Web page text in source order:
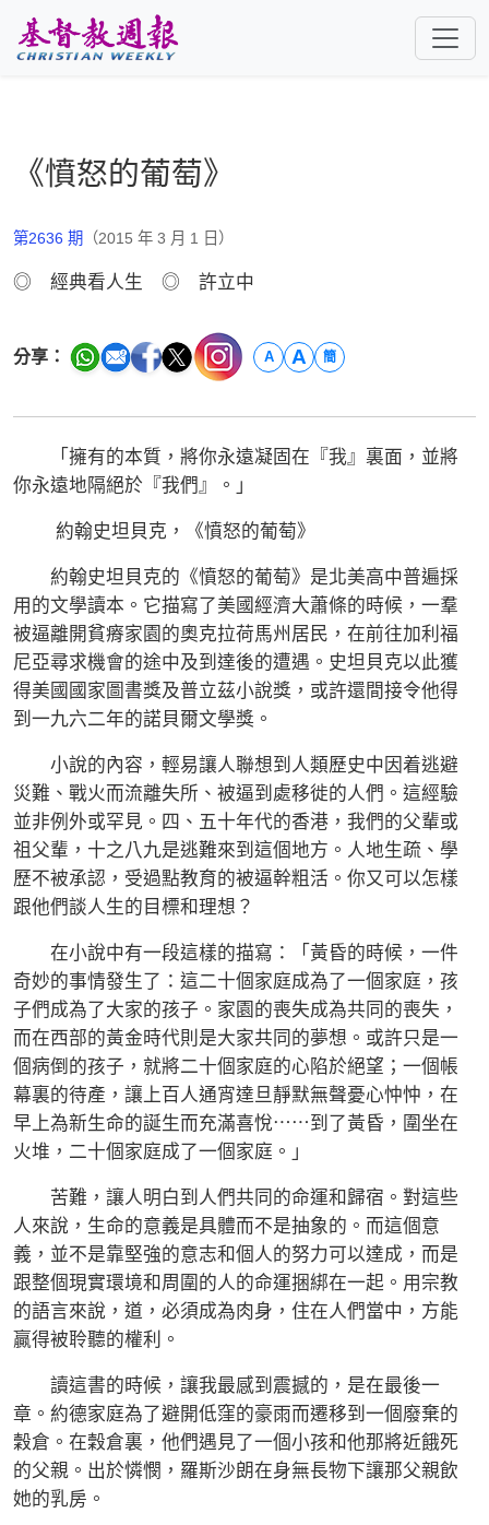
《憤怒的葡萄》
第2636 期 （2015 年 3 月 1 日）
◎ 經典看人生 ◎ 許立中
分享： A A 簡
「擁有的本質，將你永遠凝固在『我』裏面，並將
你永遠地隔絕於『我們』。」
約翰史坦貝克，《憤怒的葡萄》
約翰史坦貝克的《憤怒的葡萄》是北美高中普遍採
用的文學讀本。它描寫了美國經濟大蕭條的時候，一羣
被逼離開貧瘠家園的奧克拉荷馬州居民，在前往加利福
尼亞尋求機會的途中及到達後的遭遇。史坦貝克以此獲
得美國國家圖書獎及普立茲小說獎，或許還間接令他得
到一九六二年的諾貝爾文學獎。
小說的內容，輕易讓人聯想到人類歷史中因着逃避
災難、戰火而流離失所、被逼到處移徙的人們。這經驗
並非例外或罕見。四、五十年代的香港，我們的父輩或
祖父輩，十之八九是逃難來到這個地方。人地生疏、學
歷不被承認，受過點教育的被逼幹粗活。你又可以怎樣
跟他們談人生的目標和理想？
在小說中有一段這樣的描寫：「黃昏的時候，一件
奇妙的事情發生了：這二十個家庭成為了一個家庭，孩
子們成為了大家的孩子。家園的喪失成為共同的喪失，
而在西部的黃金時代則是大家共同的夢想。或許只是一
個病倒的孩子，就將二十個家庭的心陷於絕望；一個帳
幕裏的待產，讓上百人通宵達旦靜默無聲憂心忡忡，在
早上為新生命的誕生而充滿喜悅⋯⋯到了黃昏，圍坐在
火堆，二十個家庭成了一個家庭。」
苦難，讓人明白到人們共同的命運和歸宿。對這些
人來說，生命的意義是具體而不是抽象的。而這個意
義，並不是靠堅強的意志和個人的努力可以達成，而是
跟整個現實環境和周圍的人的命運捆綁在一起。用宗教
的語言來說，道，必須成為肉身，住在人們當中，方能
贏得被聆聽的權利。
讀這書的時候，讓我最感到震撼的，是在最後一
章。約德家庭為了避開低窪的豪雨而遷移到一個廢棄的
穀倉。在穀倉裏，他們遇見了一個小孩和他那將近餓死
的父親。出於憐憫，羅斯沙朗在身無長物下讓那父親飲
她的乳房。